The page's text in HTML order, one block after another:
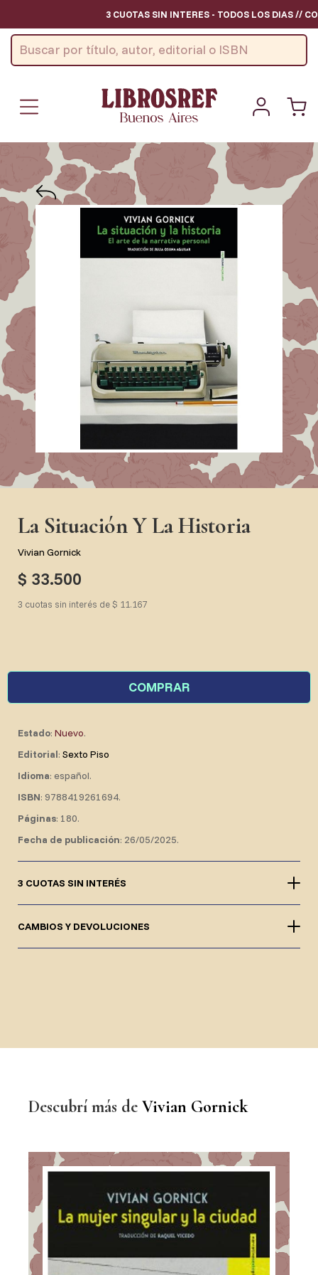
3 CUOTAS SIN INTERES - TODOS LOS DIAS // CON
La Situación Y La Historia
Vivian Gornick
$ 33.500
3 cuotas sin interés de $ 11.167
COMPRAR
Estado: Nuevo.
Editorial: Sexto Piso
Idioma: español.
ISBN: 9788419261694.
Páginas: 180.
Fecha de publicación: 26/05/2025.
3 CUOTAS SIN INTERÉS
CAMBIOS Y DEVOLUCIONES
Descubrí más de Vivian Gornick